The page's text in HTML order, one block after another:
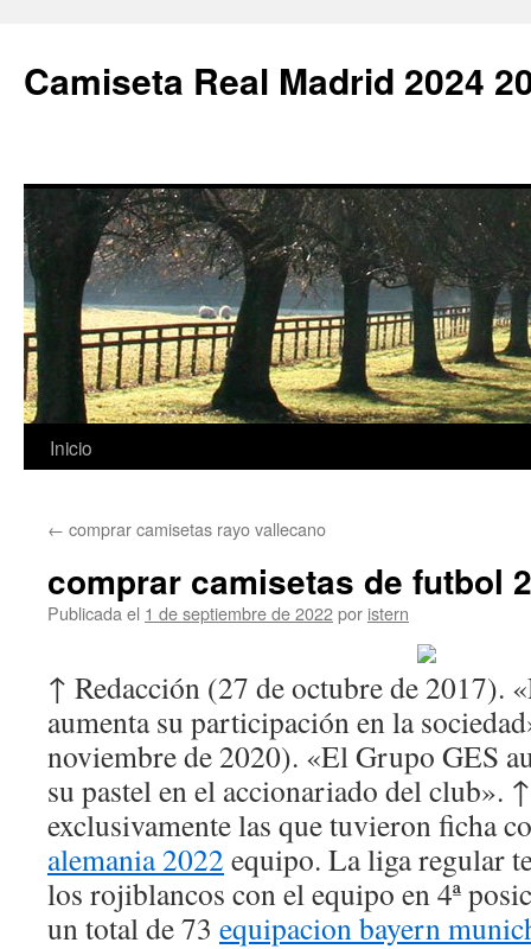
Camiseta Real Madrid 2024
Saltar
contenido
Inicio
← comprar camisetas rayo vallecano
comprar camisetas de futbol
Publicada el 1 de septiembre de 2022por istern
↑ Redacción (27 de octubre de 2017).
aumenta su participación en la
noviembre de 2020). «El Grupo GES
su pastel en el accionariado del club».
exclusivamente las que tuvieron ficha
alemania 2022 equipo. La liga regular
los rojiblancos con el equipo en 4ª
un total de 73 equipacion bayern